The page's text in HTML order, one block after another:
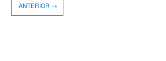
ANTERIOR →